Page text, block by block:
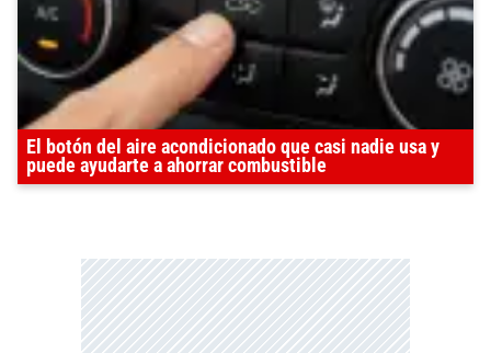
El botón del aire acondicionado que casi nadie usa y
puede ayudarte a ahorrar combustible